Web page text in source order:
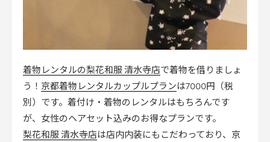
着物レンタルの梨花和服 清水寺店で着物を借りましょ
う！ 京都着物レンタルカップルプランは7000円（税
別）です。着付け・着物のレンタルはもちろんです
が、女性のヘアセット込みのお得なプランです。
梨花和服 清水寺店は店内内装にもこだわっており、京